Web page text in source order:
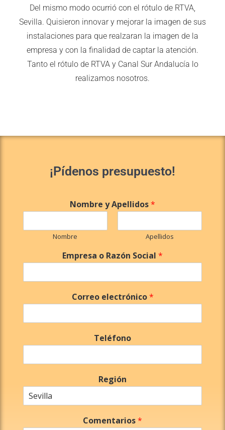
Del mismo modo ocurrió con el rótulo de RTVA,
Sevilla. Quisieron innovar y mejorar la imagen de sus
instalaciones para que realzaran la imagen de la
empresa y con la finalidad de captar la atención.
Tanto el rótulo de RTVA y Canal Sur Andalucía lo
realizamos nosotros.
¡Pídenos presupuesto!
Nombre y Apellidos*
Nombre Apellidos
Empresa o Razón Social *
Correo electrónico*
Teléfono
Región
Comentarios*